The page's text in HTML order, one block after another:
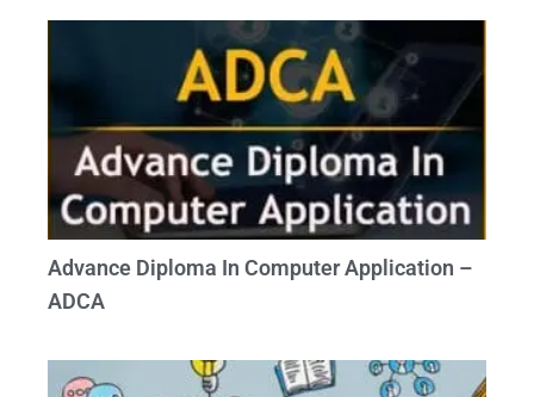
Advance Diploma In Computer Application –
ADCA